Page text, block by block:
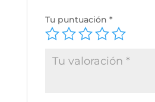
Tu puntuación *